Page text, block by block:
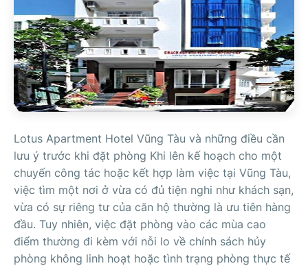
Lotus Apartment Hotel Vũng Tàu và những điều cần
lưu ý trước khi đặt phòng Khi lên kế hoạch cho một
chuyến công tác hoặc kết hợp làm việc tại Vũng Tàu,
việc tìm một nơi ở vừa có đủ tiện nghi như khách sạn,
vừa có sự riêng tư của căn hộ thường là ưu tiên hàng
đầu. Tuy nhiên, việc đặt phòng vào các mùa cao
điểm thường đi kèm với nỗi lo về chính sách hủy
phòng không linh hoạt hoặc tình trạng phòng thực tế